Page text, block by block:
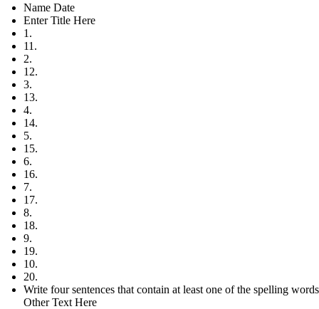
Name Date
Enter Title Here
1.
11.
2.
12.
3.
13.
4.
14.
5.
15.
6.
16.
7.
17.
8.
18.
9.
19.
10.
20.
Write four sentences that contain at least one of the spelling
Other Text Here